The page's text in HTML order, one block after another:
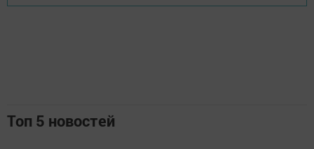
Топ 5 новостей